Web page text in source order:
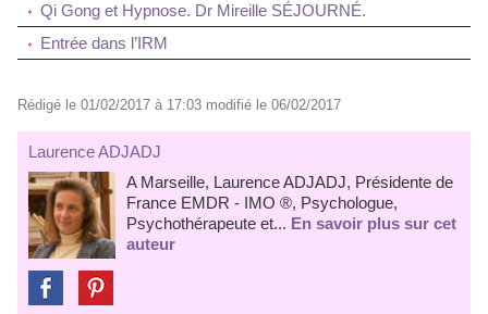
Qi Gong et Hypnose. Dr Mireille SÉJOURNÉ.
Entrée dans l’IRM
Rédigé le 01/02/2017 à 17:03 modifié le 06/02/2017
Laurence ADJADJ
A Marseille, Laurence ADJADJ, Présidente de
France EMDR - IMO ®, Psychologue,
Psychothérapeute et... En savoir plus sur cet
auteur